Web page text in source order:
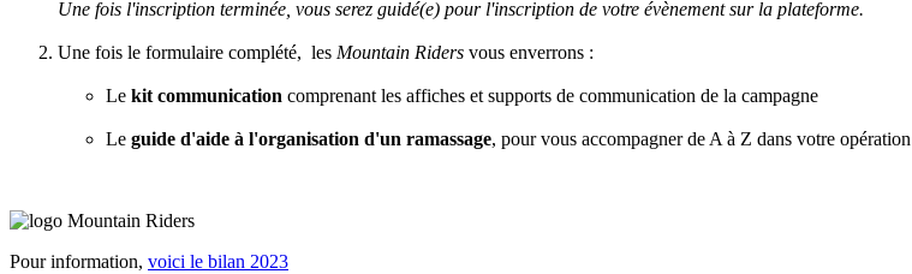
Une fois l'inscription terminée, vous serez guidé(e) pour l'inscription de votre évènement sur la plateforme.
Une fois le formulaire complété, les Mountain Riders vous enverrons :
Le kit communication comprenant les affiches et supports de communication de la campagne
Le guide d'aide à l'organisation d'un ramassage, pour vous accompagner de A à Z dans votre opération
Pour information, voici le bilan 2023